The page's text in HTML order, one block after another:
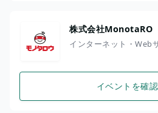
株式会社MonotaRO
インターネット・Web
イベントを確